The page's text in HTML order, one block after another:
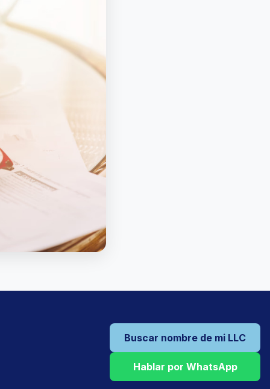
Buscar nombre de mi LLC
Hablar por WhatsApp